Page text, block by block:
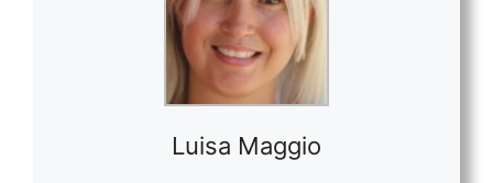
Luisa Maggio